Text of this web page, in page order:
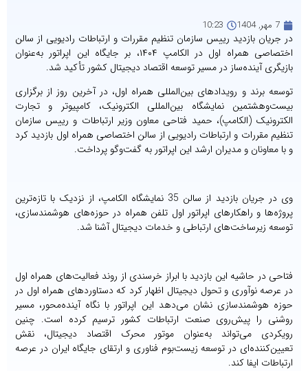
7 مهر, 1404 10:23
در جریان بازدید رییس سازمان تنظیم مقررات و ارتباطات رادیویی از سالن
اختصاصی همراه اول در الکامپ ۱۴۰۴، بر جایگاه این اپراتور به‌عنوان
بازیگری آینده‌ساز در مسیر توسعه اقتصاد دیجیتال کشور تأکید شد.
توسعه برند و رویدادهای بین‌المللی همراه اول، در آخرین روز از برگزاری
بیست‌وهشتمین نمایشگاه بین‌المللی الکترونیک، کامپیوتر و تجارت
الکترونیک (الکامپ)، حمید فتاحی معاون وزیر ارتباطات و رییس سازمان
تنظیم مقررات و ارتباطات رادیویی از سالن اختصاصی همراه اول بازدید کرد
و با معاونان و مدیران ارشد این اپراتور به گفت‌وگو پرداخت.
وی در جریان بازدید از سالن 35 نمایشگاه الکامپ، از نزدیک با تازه‌ترین
پروژه‌ها و راهکارهای اپراتور اول تلفن همراه در حوزه‌های هوشمندسازی،
توسعه زیرساخت‌های ارتباطی و خدمات دیجیتال آشنا شد.
فتاحی در حاشیه این بازدید با ابراز خرسندی از روند فعالیت‌های همراه اول
در عرصه نوآوری و تحول دیجیتال اظهار کرد که دستاوردهای همراه اول در
حوزه هوشمندسازی نشان می‌دهد این اپراتور با نگاه آینده‌محور، مسیر
روشنی را پیش‌روی صنعت ارتباطات کشور ترسیم کرده است. چنین
رویکردی می‌تواند به‌عنوان موتور محرک اقتصاد دیجیتال، نقش
تعیین‌کننده‌ای در توسعه زیست‌بوم فناوری و ارتقای جایگاه ایران در عرصه
ارتباطات ایفا کند.